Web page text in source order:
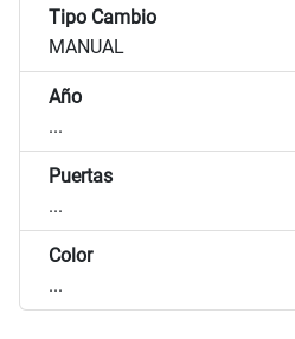
Tipo Cambio
MANUAL
Año
...
Puertas
...
Color
...